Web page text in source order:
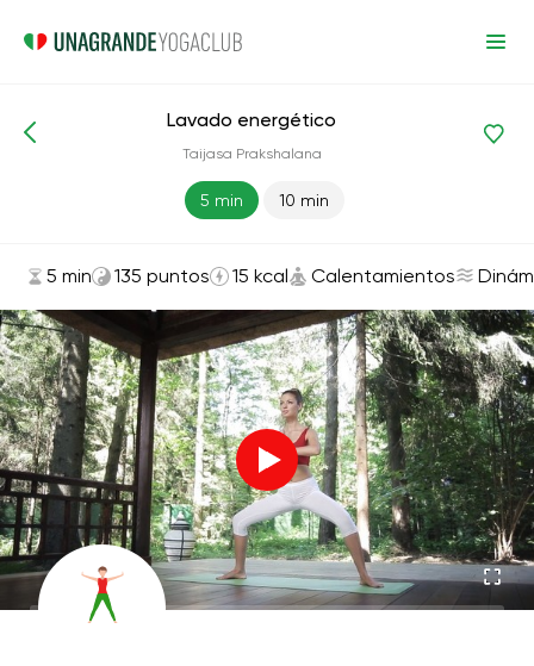
Asanas y ejercicios Calentamientos
Lavado energético
Taijasa Prakshalana
5 min 10 min
5 min 135 puntos 15 kcal Calentamientos